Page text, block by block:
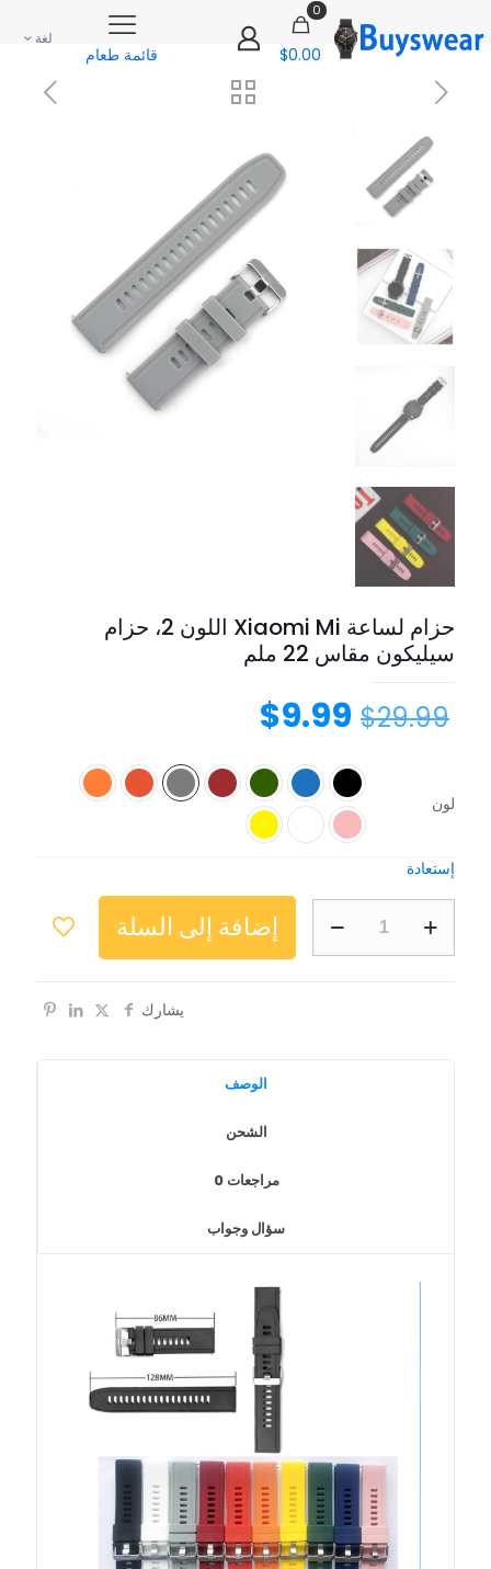
0
$0.00 قائمة طعام
لغة
حزام لساعة Xiaomi Mi اللون 2، حزام
سيليكون مقاس 22 ملم
$29.99
$9.99
لون
إستعادة
إضافة إلى السلة
يشارك
الوصف
الشحن
مراجعات0
سؤال وجواب